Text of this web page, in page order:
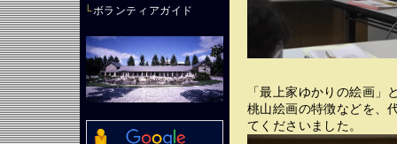
└ボランティアガイド
「最上家ゆかりの絵画
桃山絵画の特徴などを、
てくださいました。